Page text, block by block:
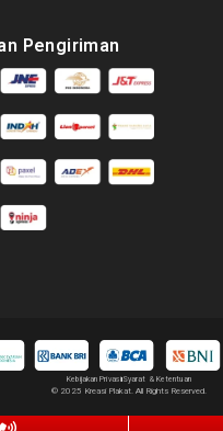
Pengiriman
Kebijakan PrivasiSyarat & Ketentuan
© 2025 Kreasi Plakat. All Rights Reserved.